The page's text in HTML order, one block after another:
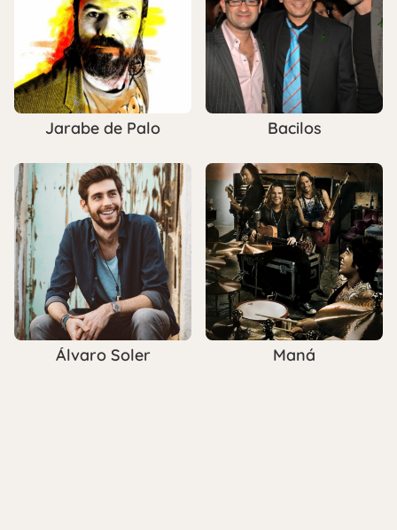
Jarabe de Palo Bacilos
Álvaro Soler Maná